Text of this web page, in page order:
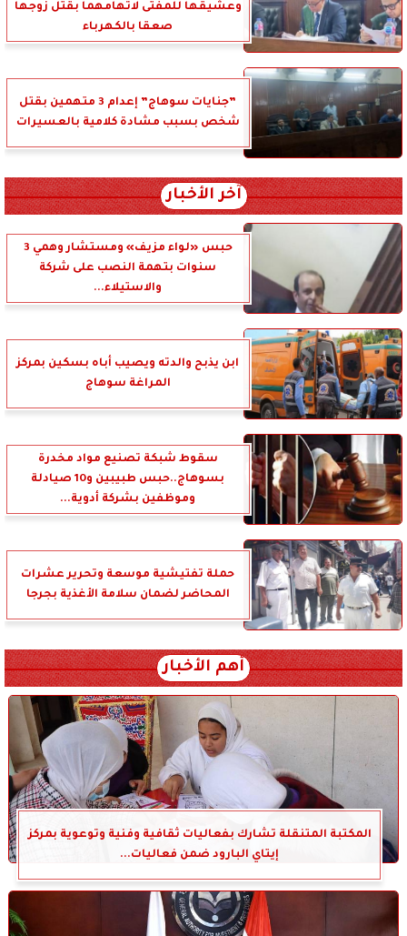
وعشيقها للمفتى لاتهامهما بقتل زوجها
صعقا بالكهرباء
”جنايات سوهاج” إعدام 3 متهمين بقتل
شخص بسبب مشادة كلامية بالعسيرات
آخر الأخبار
حبس «لواء مزيف» ومستشار وهمي 3
سنوات بتهمة النصب على شركة
والاستيلاء...
ابن يذبح والدته ويصيب أباه بسكين بمركز
المراغة سوهاج
سقوط شبكة تصنيع مواد مخدرة
بسوهاج..حبس طبيبين و10 صيادلة
وموظفين بشركة أدوية...
حملة تفتيشية موسعة وتحرير عشرات
المحاضر لضمان سلامة الأغذية بجرجا
أهم الأخبار
المكتبة المتنقلة تشارك بفعاليات ثقافية وفنية وتوعوية بمركز
إيتاي البارود ضمن فعاليات...